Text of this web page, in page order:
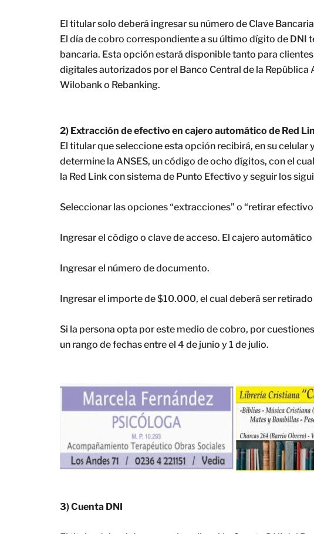
El titular solo deberá ingresar su número de Clave
El día de cobro correspondiente a su último dígito de DNI
bancaria. Esta opción estará disponible tanto para
digitales autorizados por el Banco Central de la República
Wilobank o Rebanking.
2) Extracción de efectivo en cajero automático de Red
El titular que seleccione esta opción recibirá, en su
determine la ANSES, un código de ocho dígitos, con el
la Red Link con sistema de Punto Efectivo y seguir los
Seleccionar las opciones “extracciones” o “retirar
Ingresar el código o clave de acceso. El cajero
Ingresar el número de documento.
Ingresar el importe de $10.000, el cual deberá ser
Si la persona opta por este medio de cobro, por
un rango de fechas entre el 4 de junio y 1 de julio.
3) Cuenta DNI